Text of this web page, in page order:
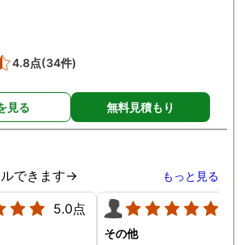
4.8点(34件)
見る 無料見積もり
できます→ もっと見る
5.0点
その他